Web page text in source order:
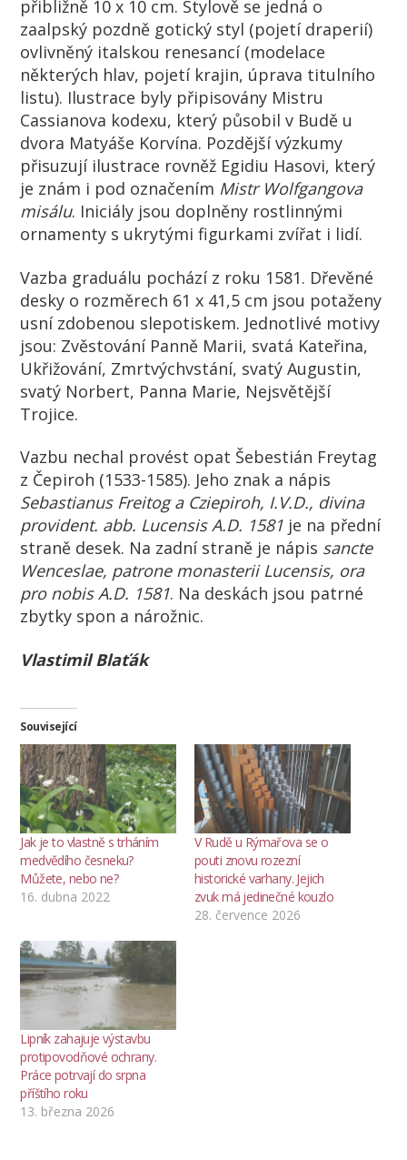
přibližně 10 x 10 cm. Stylově se jedná o
zaalpský pozdně gotický styl (pojetí draperií)
ovlivněný italskou renesancí (modelace
některých hlav, pojetí krajin, úprava titulního
listu). Ilustrace byly připisovány Mistru
Cassianova kodexu, který působil v Budě u
dvora Matyáše Korvína. Pozdější výzkumy
přisuzují ilustrace rovněž Egidiu Hasovi, který
je znám i pod označením Mistr Wolfgangova
misálu. Iniciály jsou doplněny rostlinnými
ornamenty s ukrytými figurkami zvířat i lidí.
Vazba graduálu pochází z roku 1581. Dřevěné
desky o rozměrech 61 x 41,5 cm jsou potaženy
usní zdobenou slepotiskem. Jednotlivé motivy
jsou: Zvěstování Panně Marii, svatá Kateřina,
Ukřižování, Zmrtvýchvstání, svatý Augustin,
svatý Norbert, Panna Marie, Nejsvětější
Trojice.
Vazbu nechal provést opat Šebestián Freytag
z Čepiroh (1533-1585). Jeho znak a nápis
Sebastianus Freitog a Cziepiroh, I.V.D., divina
provident. abb. Lucensis A.D. 1581 je na přední
straně desek. Na zadní straně je nápis sancte
Wenceslae, patrone monasterii Lucensis, ora
pro nobis A.D. 1581. Na deskách jsou patrné
zbytky spon a nárožnic.
Vlastimil Blaťák
Související
Jak je to vlastně s trháním
medvědího česneku?
Můžete, nebo ne?
16. dubna 2022
V Rudě u Rýmařova se o
pouti znovu rozezní
historické varhany. Jejich
zvuk má jedinečné kouzlo
28. července 2026
Lipník zahajuje výstavbu
protipovodňové ochrany.
Práce potrvají do srpna
příštího roku
13. března 2026